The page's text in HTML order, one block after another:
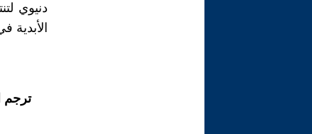
دنيوي
الأبدية
ترجم